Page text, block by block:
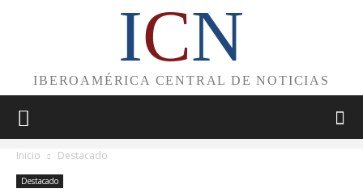
ICN
IBEROAMÉRICA CENTRAL DE NOTICIAS
Inicio Destacado
Destacado